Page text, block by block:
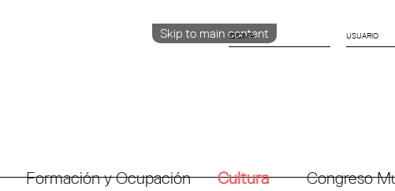
Skip to main content
IDIOMA
Formación y Ocupación Cultura
Congreso